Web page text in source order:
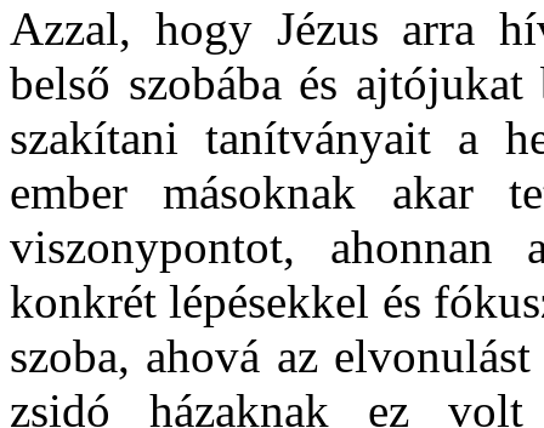
Azzal, hogy Jézus arra
belső szobába és
szakítani tanítványait a
ember másoknak akar
viszonypontot, ahonnan
konkrét lépésekkel és
szoba, ahová az
zsidó házaknak ez